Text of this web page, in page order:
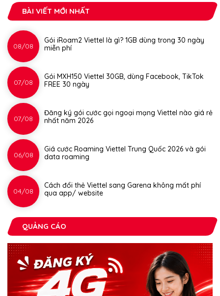
BÀI VIẾT MỚI NHẤT
08/08
Gói iRoam2 Viettel là gì? 1GB dùng trong 30 ngày
miễn phí
07/08
Gói MXH150 Viettel 30GB, dùng Facebook, TikTok
FREE 30 ngày
07/08
Đăng ký gói cước gọi ngoại mạng Viettel nào giá rẻ
nhất năm 2026
06/08
Giá cước Roaming Viettel Trung Quốc 2026 và gói
data roaming
04/08
Cách đổi thẻ Viettel sang Garena không mất phí
qua app/ website
QUẢNG CÁO